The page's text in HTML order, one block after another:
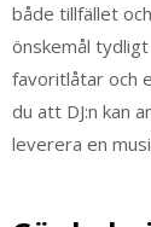
både tillfället
önskemål
favoritlåtar och
du att DJ:n kan
leverera en